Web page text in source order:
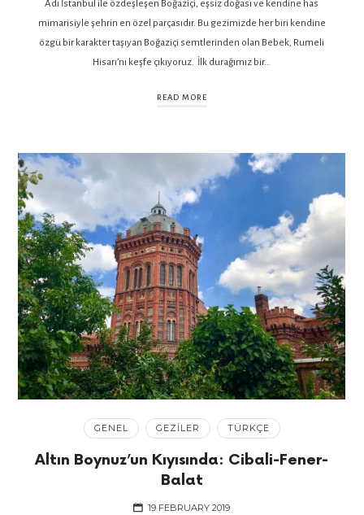
Adı İstanbul ile özdeşleşen Boğaziçi, eşsiz doğası ve kendine has
mimarisiyle şehrin en özel parçasıdır. Bu gezimizde her biri kendine
özgü bir karakter taşıyan Boğaziçi semtlerinden olan Bebek, Rumeli
Hisarı’nı keşfe çıkıyoruz. İlk durağımız bir…
READ MORE
GENEL GEZILER TÜRKÇE
Altın Boynuz’un Kıyısında: Cibali-Fener-
Balat
19 FEBRUARY 2019